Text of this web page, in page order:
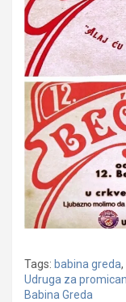
Tags: babina greda,
Udruga za
Babina Greda